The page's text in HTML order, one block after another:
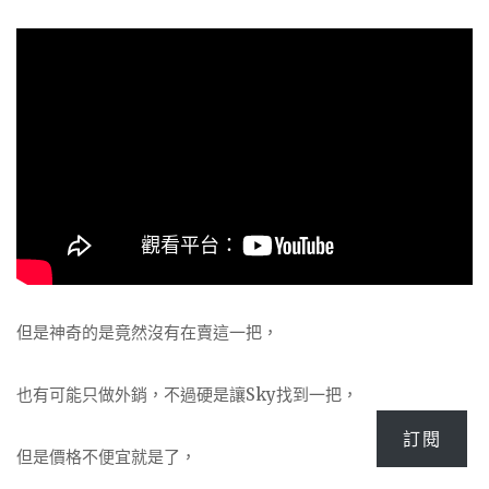
但是神奇的是竟然沒有在賣這一把，
也有可能只做外銷，不過硬是讓Sky找到一把，
但是價格不便宜就是了，
訂閱